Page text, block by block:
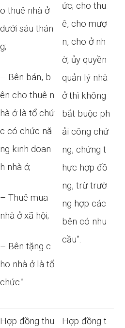
o thuê nhà ở
dưới sáu thán
g;
– Bên bán, b
ên cho thuê n
hà ở là tổ chứ
c có chức nă
ng kinh doan
h nhà ở;
– Thuê mua
nhà ở xã hội;
– Bên tặng c
ho nhà ở là tổ
chức.”
ức; cho thu
ê, cho mượ
n, cho ở nh
ờ, ủy quyền
quản lý nhà
ở thì không
bắt buộc ph
ải công chứ
ng, chứng t
hực hợp đồ
ng, trừ trườ
ng hợp các
bên có nhu
cầu”.
Hợp đồng thu Hợp đồng t